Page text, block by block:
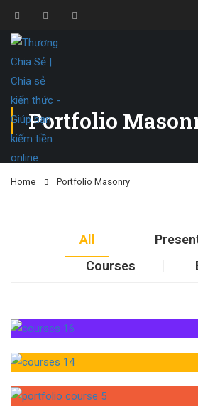
Portfolio
Home Portfolio Masonry
All
Courses